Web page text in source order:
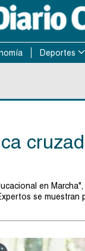
Deportes
en
se